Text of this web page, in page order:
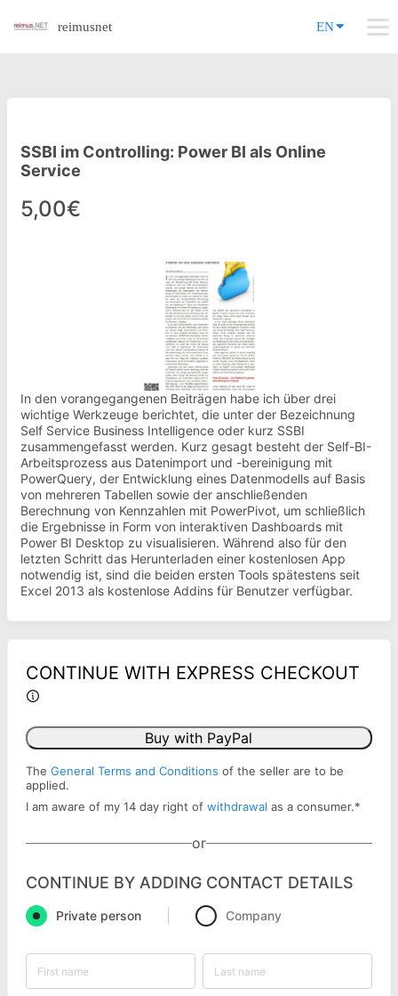
reimusnet EN
SSBI im Controlling: Power BI als Online
Service
5,00€
In den vorangegangenen Beiträgen habe ich über drei
wichtige Werkzeuge berichtet, die unter der Bezeichnung
Self Service Business Intelligence oder kurz SSBI
zusammengefasst werden. Kurz gesagt besteht der Self-BI-
Arbeitsprozess aus Datenimport und -bereinigung mit
PowerQuery, der Entwicklung eines Datenmodells auf Basis
von mehreren Tabellen sowie der anschließenden
Berechnung von Kennzahlen mit PowerPivot, um schließlich
die Ergebnisse in Form von interaktiven Dashboards mit
Power BI Desktop zu visualisieren. Während also für den
letzten Schritt das Herunterladen einer kostenlosen App
notwendig ist, sind die beiden ersten Tools spätestens seit
Excel 2013 als kostenlose Addins für Benutzer verfügbar.
CONTINUE WITH EXPRESS CHECKOUT
Buy with PayPal
The General Terms and Conditions of the seller are to be
applied.
I am aware of my 14 day right of withdrawal as a consumer.*
or
CONTINUE BY ADDING CONTACT DETAILS
Private person Company